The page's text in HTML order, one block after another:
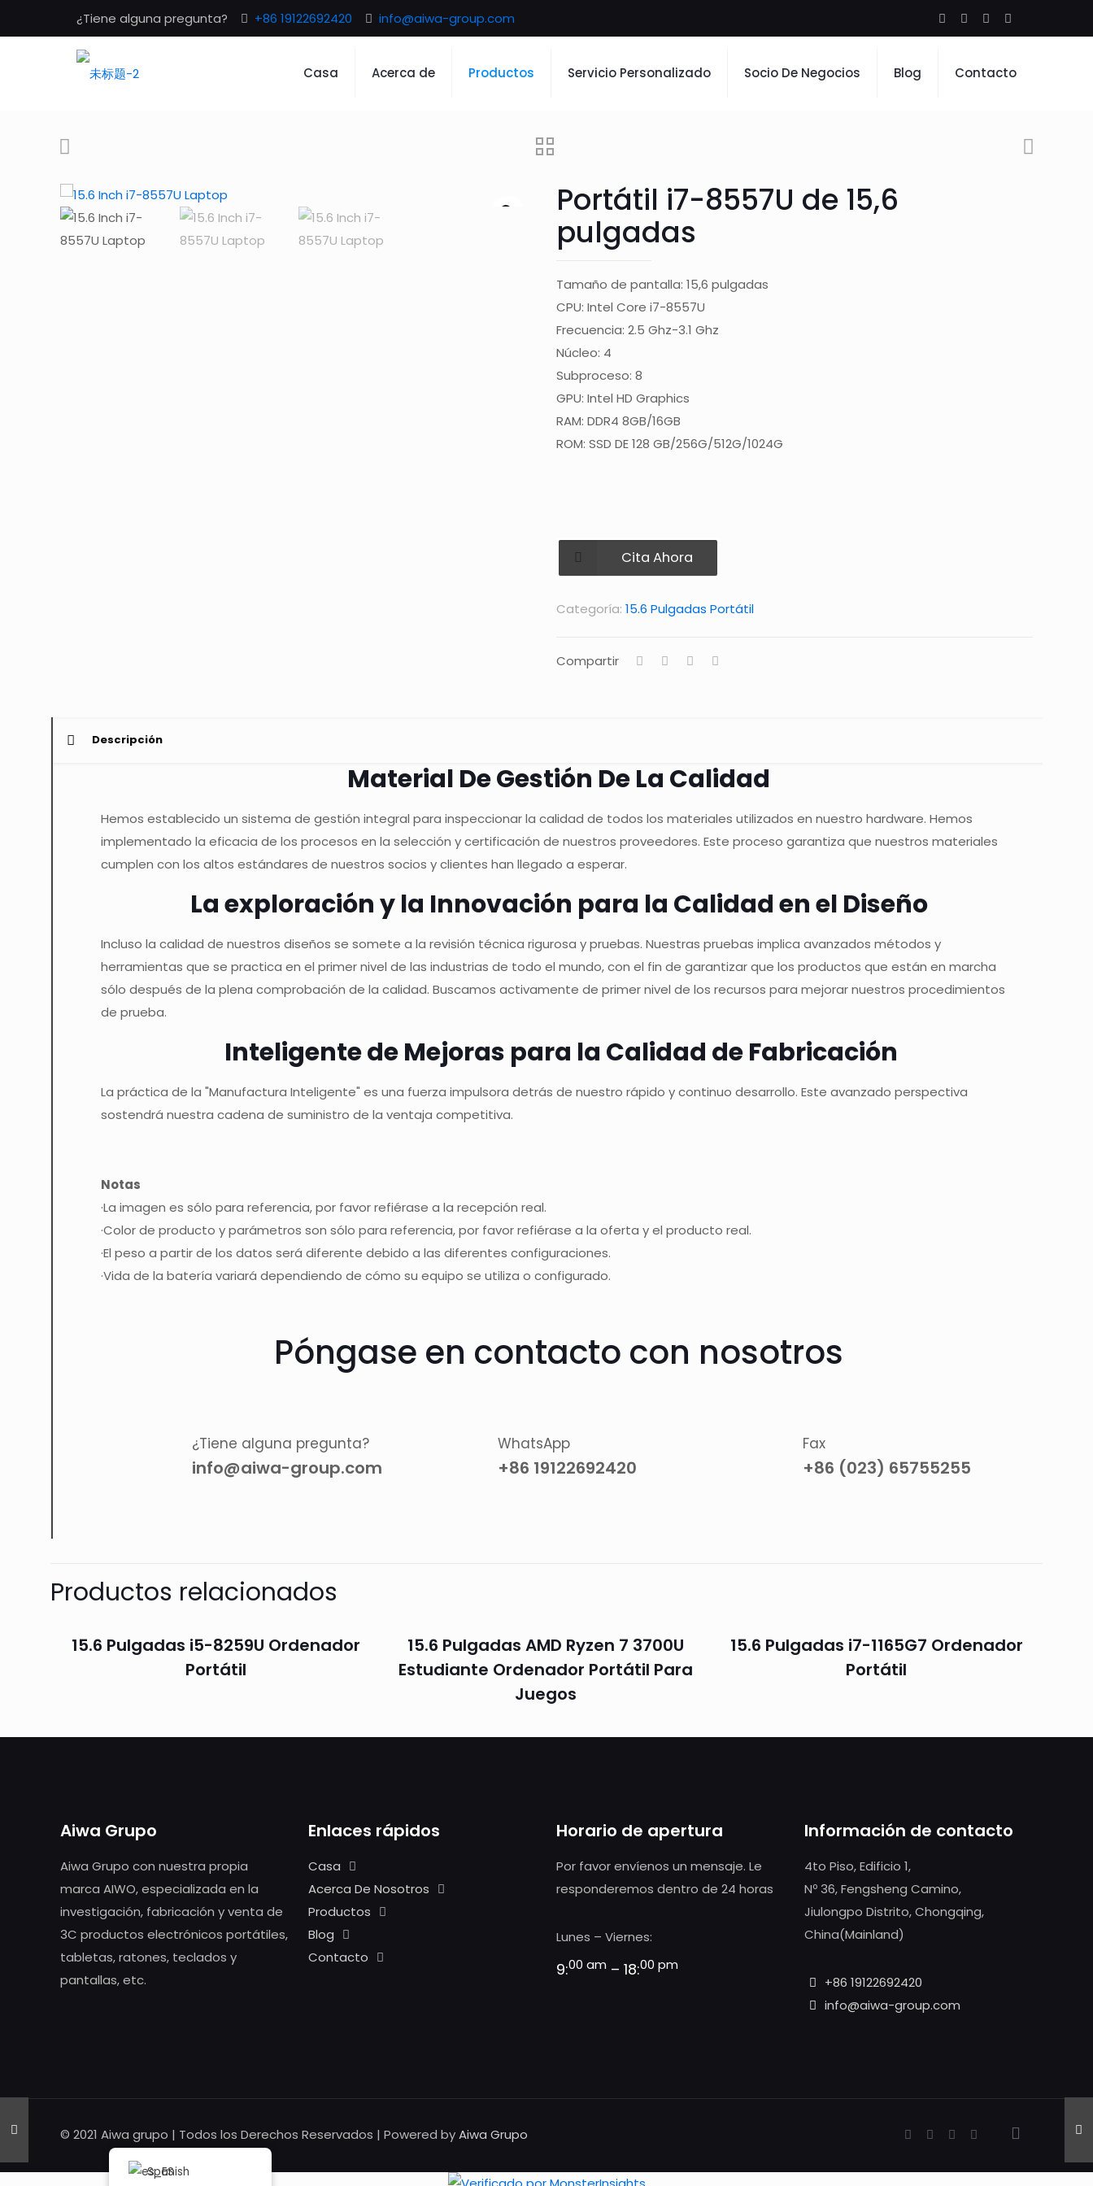
¿Tiene alguna pregunta? +86 19122692420 info@aiwa-group.com
Casa Acerca de Productos Servicio Personalizado Socio De Negocios Blog Contacto
Portátil i7-8557U de 15,6
pulgadas
Tamaño de pantalla: 15,6 pulgadas
CPU: Intel Core i7-8557U
Frecuencia: 2.5 Ghz-3.1 Ghz
Núcleo: 4
Subproceso: 8
GPU: Intel HD Graphics
RAM: DDR4 8GB/16GB
ROM: SSD DE 128 GB/256G/512G/1024G
Cita Ahora
Categoría: 15.6 Pulgadas Portátil
Compartir
Descripción
Material De Gestión De La Calidad
Hemos establecido un sistema de gestión integral para inspeccionar la calidad de todos los materiales utilizados en nuestro hardware. Hemos
implementado la eficacia de los procesos en la selección y certificación de nuestros proveedores. Este proceso garantiza que nuestros materiales
cumplen con los altos estándares de nuestros socios y clientes han llegado a esperar.
La exploración y la Innovación para la Calidad en el Diseño
Incluso la calidad de nuestros diseños se somete a la revisión técnica rigurosa y pruebas. Nuestras pruebas implica avanzados métodos y
herramientas que se practica en el primer nivel de las industrias de todo el mundo, con el fin de garantizar que los productos que están en marcha
sólo después de la plena comprobación de la calidad. Buscamos activamente de primer nivel de los recursos para mejorar nuestros procedimientos
de prueba.
Inteligente de Mejoras para la Calidad de Fabricación
La práctica de la "Manufactura Inteligente" es una fuerza impulsora detrás de nuestro rápido y continuo desarrollo. Este avanzado perspectiva
sostendrá nuestra cadena de suministro de la ventaja competitiva.
Notas
·La imagen es sólo para referencia, por favor refiérase a la recepción real.
·Color de producto y parámetros son sólo para referencia, por favor refiérase a la oferta y el producto real.
·El peso a partir de los datos será diferente debido a las diferentes configuraciones.
·Vida de la batería variará dependiendo de cómo su equipo se utiliza o configurado.
Póngase en contacto con nosotros
¿Tiene alguna pregunta?
info@aiwa-group.com
WhatsApp
+86 19122692420
Fax
+86 (023) 65755255
Productos relacionados
15.6 Pulgadas i5-8259U Ordenador
Portátil
15.6 Pulgadas AMD Ryzen 7 3700U
Estudiante Ordenador Portátil Para
Juegos
15.6 Pulgadas i7-1165G7 Ordenador
Portátil
Aiwa Grupo
Aiwa Grupo con nuestra propia
marca AIWO, especializada en la
investigación, fabricación y venta de
3C productos electrónicos portátiles,
tabletas, ratones, teclados y
pantallas, etc.
Enlaces rápidos
Casa
Acerca De Nosotros
Productos
Blog
Contacto
Horario de apertura
Por favor envíenos un mensaje. Le
responderemos dentro de 24 horas
Lunes – Viernes:
9:00 am – 18:00 pm
Información de contacto
4to Piso, Edificio 1,
Nº 36, Fengsheng Camino,
Jiulongpo Distrito, Chongqing,
China(Mainland)
+86 19122692420
info@aiwa-group.com
© 2021 Aiwa grupo | Todos los Derechos Reservados | Powered byAiwa Grupo
Spanish